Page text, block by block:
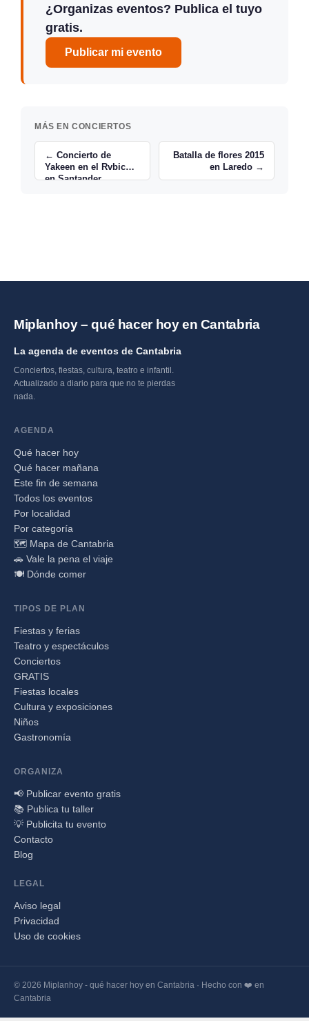
¿Organizas eventos? Publica el tuyo
gratis.
Publicar mi evento
MÁS EN CONCIERTOS
← Concierto de
Yakeen en el Rvbicón
en Santander
Batalla de flores 2015
en Laredo →
Miplanhoy – qué hacer hoy en Cantabria
La agenda de eventos de Cantabria
Conciertos, fiestas, cultura, teatro e infantil.
Actualizado a diario para que no te pierdas
nada.
AGENDA
Qué hacer hoy
Qué hacer mañana
Este fin de semana
Todos los eventos
Por localidad
Por categoría
🗺️ Mapa de Cantabria
🚗 Vale la pena el viaje
🍽️ Dónde comer
TIPOS DE PLAN
Fiestas y ferias
Teatro y espectáculos
Conciertos
GRATIS
Fiestas locales
Cultura y exposiciones
Niños
Gastronomía
ORGANIZA
📢 Publicar evento gratis
📚 Publica tu taller
💡 Publicita tu evento
Contacto
Blog
LEGAL
Aviso legal
Privacidad
Uso de cookies
© 2026 Miplanhoy - qué hacer hoy en Cantabria · Hecho con ❤️ en
Cantabria